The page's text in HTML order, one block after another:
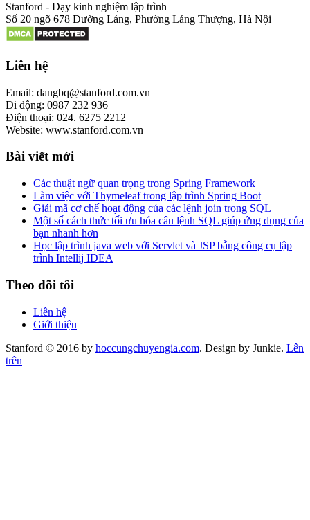
Stanford - Dạy kinh nghiệm lập trình
Số 20 ngõ 678 Đường Láng, Phường Láng Thượng, Hà Nội
Liên hệ
Email: dangbq@stanford.com.vn
Di động: 0987 232 936
Điện thoại: 024. 6275 2212
Website: www.stanford.com.vn
Bài viết mới
Các thuật ngữ quan trọng trong Spring Framework
Làm việc với Thymeleaf trong lập trình Spring Boot
Giải mã cơ chế hoạt động của các lệnh join trong SQL
Một số cách thức tối ưu hóa câu lệnh SQL giúp ứng dụng của
bạn nhanh hơn
Học lập trình java web với Servlet và JSP bằng công cụ lập
trình Intellij IDEA
Theo dõi tôi
Liên hệ
Giới thiệu
Stanford © 2016 by hoccungchuyengia.com. Design by Junkie. Lên
trên